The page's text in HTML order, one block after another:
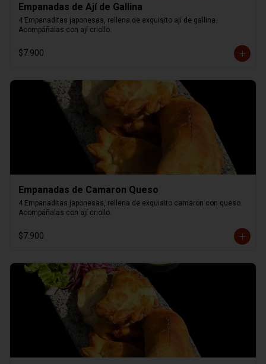
Empanadas de Ají de Gallina
4 Empanaditas japonesas, rellena de exquisito ají de gallina.
Acompáñalas con ají criollo.
$7.900
Empanadas de Camaron Queso
4 Empanaditas japonesas, rellena de exquisito camarón con queso.
Acompáñalas con ají criollo.
$7.900